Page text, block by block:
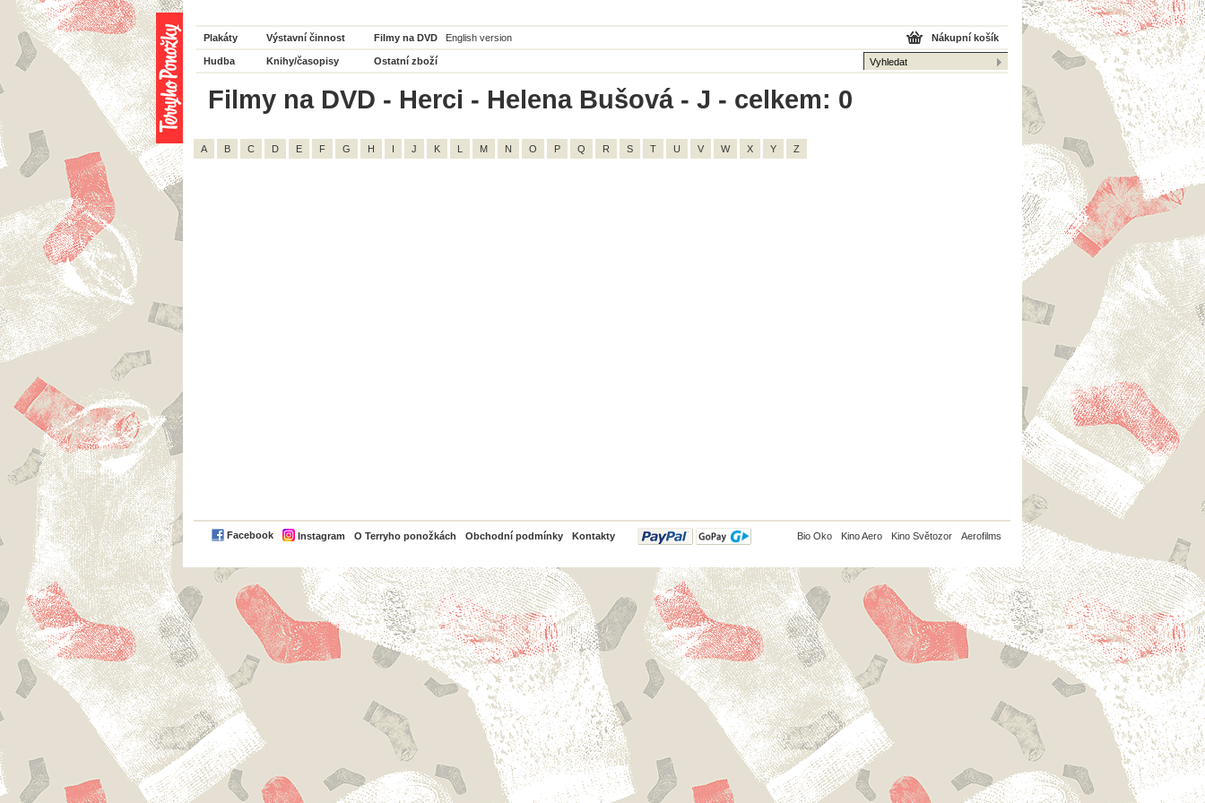
Plakáty Výstavní činnost Filmy na DVD English version
Hudba Knihy/časopisy Ostatní zboží
Nákupní košík
Filmy na DVD - Herci - Helena Bušová - J - celkem: 0
A B C D E F G H I J K L M N O P Q R S T U V W X Y Z
Facebook Instagram O Terryho ponožkách Obchodní podmínky Kontakty
PayPal Bio Oko Kino Aero Kino Světozor Aerofilms